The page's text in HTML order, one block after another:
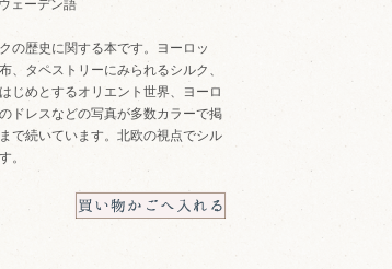
ェーデン語
の歴史に関する本です。ヨーロッ
、タペストリーにみられるシルク、
じめとするオリエント世界、ヨーロ
ドレスなどの写真が多数カラーで掲
で続いています。北欧の視点でシル
。